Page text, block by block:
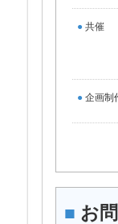
● 共催
● 企画制
■ お